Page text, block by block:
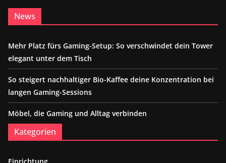
News
Mehr Platz fürs Gaming-Setup: So verschwindet dein Tower
elegant unter dem Tisch
So steigert nachhaltiger Bio-Kaffee deine Konzentration bei
langen Gaming-Sessions
Möbel, die Gaming und Alltag verbinden
Kategorien